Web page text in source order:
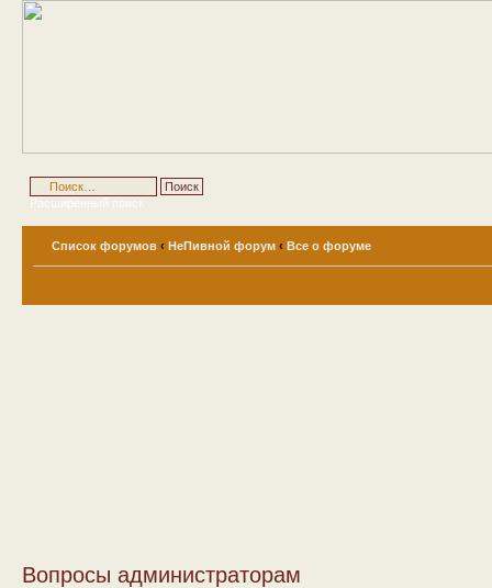
Расширенный поиск
Список форумов ‹ НеПивной форум ‹ Все о форуме
Вопросы администраторам